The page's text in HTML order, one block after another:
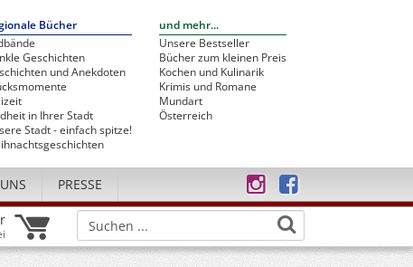
Bücher
Geschichten
und Anekdoten
in Ihrer Stadt
Stadt - einfach spitze!
und mehr...
Unsere Bestseller
Bücher zum kleinen Preis
Kochen und Kulinarik
Krimis und Romane
Mundart
Österreich
PRESSE